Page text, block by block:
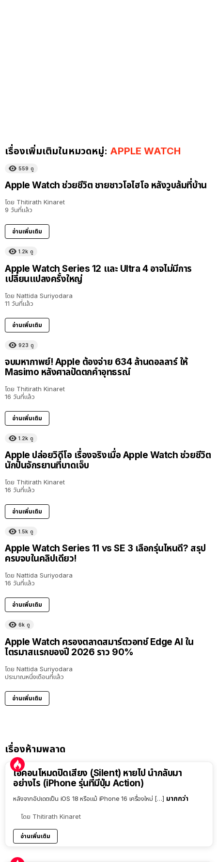
เรื่องเพิ่มเติมในหมวดหมู่: APPLE WATCH
559 ดู
Apple Watch ช่วยชีวิต ชายชาวโอไฮโอ หลังวูบล้มที่บ้าน
โดย Thitirath Kinaret
9 วันที่แล้ว
อ่านเพิ่มเติม
1.2k ดู
Apple Watch Series 12 และ Ultra 4 อาจไม่มีการ
เปลี่ยนแปลงครั้งใหญ่
โดย Nattida Suriyodara
11 วันที่แล้ว
อ่านเพิ่มเติม
923 ดู
จบมหากาพย์! Apple ต้องจ่าย 634 ล้านดอลลาร์ ให้
Masimo หลังศาลปัดตกคำอุทธรณ์
โดย Thitirath Kinaret
16 วันที่แล้ว
อ่านเพิ่มเติม
1.2k ดู
Apple ปล่อยวิดีโอ เรื่องจริงเมื่อ Apple Watch ช่วยชีวิต
นักปั่นจักรยานที่บาดเจ็บ
โดย Thitirath Kinaret
16 วันที่แล้ว
อ่านเพิ่มเติม
1.5k ดู
Apple Watch Series 11 vs SE 3 เลือกรุ่นไหนดี? สรุป
ครบจบในคลิปเดียว!
โดย Nattida Suriyodara
16 วันที่แล้ว
อ่านเพิ่มเติม
6k ดู
Apple Watch ครองตลาดสมาร์ตวอทช์ Edge AI ใน
ไตรมาสแรกของปี 2026 ราว 90%
โดย Nattida Suriyodara
ประมาณหนึ่งเดือนที่แล้ว
อ่านเพิ่มเติม
เรื่องห้ามพลาด
ไอคอนโหมดปิดเสียง (Silent) หายไป นำกลับมา
อย่างไร (iPhone รุ่นที่มีปุ่ม Action)
หลังจากอัปเดตเป็น iOS 18 หรือแม้ iPhone 16 เครื่องใหม่ […] มากกว่า
โดย Thitirath Kinaret
อ่านเพิ่มเติม